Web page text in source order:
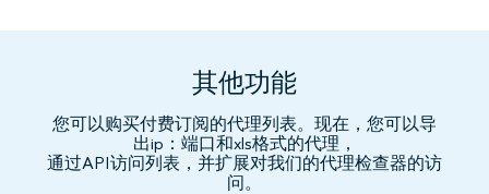
其他功能
您可以购买付费订阅的代理列表。现在，您可以导
出ip：端口和xls格式的代理，
通过API访问列表，并扩展对我们的代理检查器的访
问。